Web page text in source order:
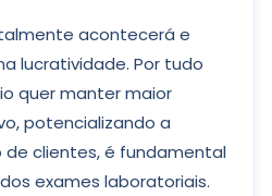
acontecerá e
lucratividade. Por tudo
quer manter maior
potencializando a
clientes, é fundamental
exames laboratoriais.